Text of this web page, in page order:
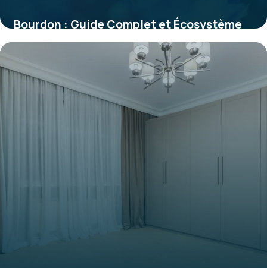
Bourdon : Guide Complet et Écosystème
2026